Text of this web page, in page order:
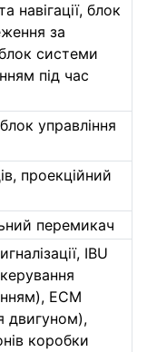
навігації, блок
за
системи
під час
управління
проекційний
перемикач
IBU
ECM
двигуном),
коробки